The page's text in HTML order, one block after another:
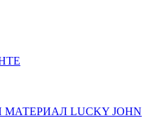
LUCKY JOHN